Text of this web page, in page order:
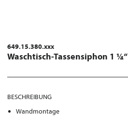
649.15.380.xxx
Waschtisch-Tassensiphon 1 ¼“
BESCHREIBUNG
Wandmontage